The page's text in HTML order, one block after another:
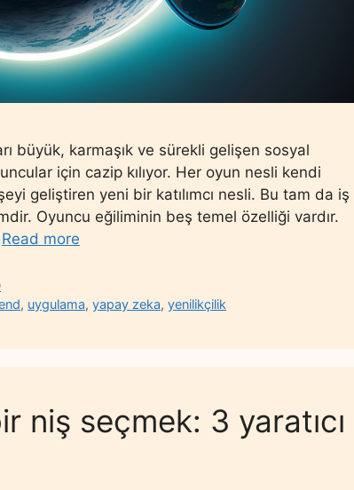
büyük, karmaşık ve sürekli gelişen sosyal
için cazip kılıyor. Her oyun nesli kendi
geliştiren yeni bir katılımcı nesli. Bu tam da iş
Oyuncu eğiliminin beş temel özelliği vardır.
Read more
, uygulama,yapay zeka,yenilikçilik
niş seçmek: 3 yaratıcı